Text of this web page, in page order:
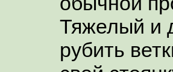
Тяжелый и
рубить